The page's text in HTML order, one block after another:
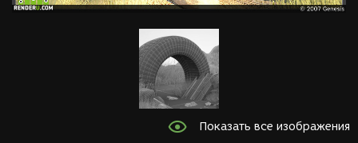
Показать все изображения